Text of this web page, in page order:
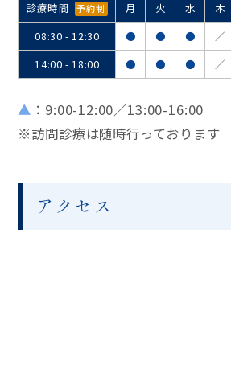
診療時間 予約制 月 火 水 木
08:30 - 12:30
● ● ● ／
14:00 - 18:00
● ● ● ／
▲ ：9:00-12:00／13:00-16:00
※訪問診療は随時行っております
アクセス